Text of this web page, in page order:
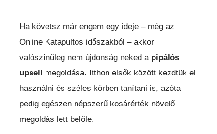
Ha követsz már engem egy ideje – még az
Online Katapultos időszakból – akkor
valószínűleg nem újdonság neked a pipálós
upsell megoldása. Itthon elsők között kezdtük el
használni és széles körben tanítani is, azóta
pedig egészen népszerű kosárérték növelő
megoldás lett belőle.